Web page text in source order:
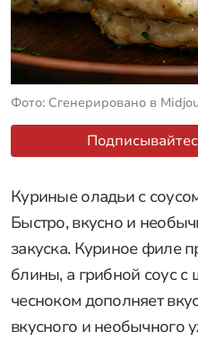
Фото: Сгенерировано в
Куриные оладьи с
Быстро, вкусно и
закуска. Куриное филе
блины, а грибной соус
чесноком дополняет
вкусного и необычного